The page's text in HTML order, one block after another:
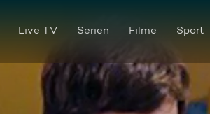
Live TV Serien Filme Sport